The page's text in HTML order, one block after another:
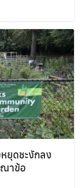
ยุดชะงักลง
าข้อ